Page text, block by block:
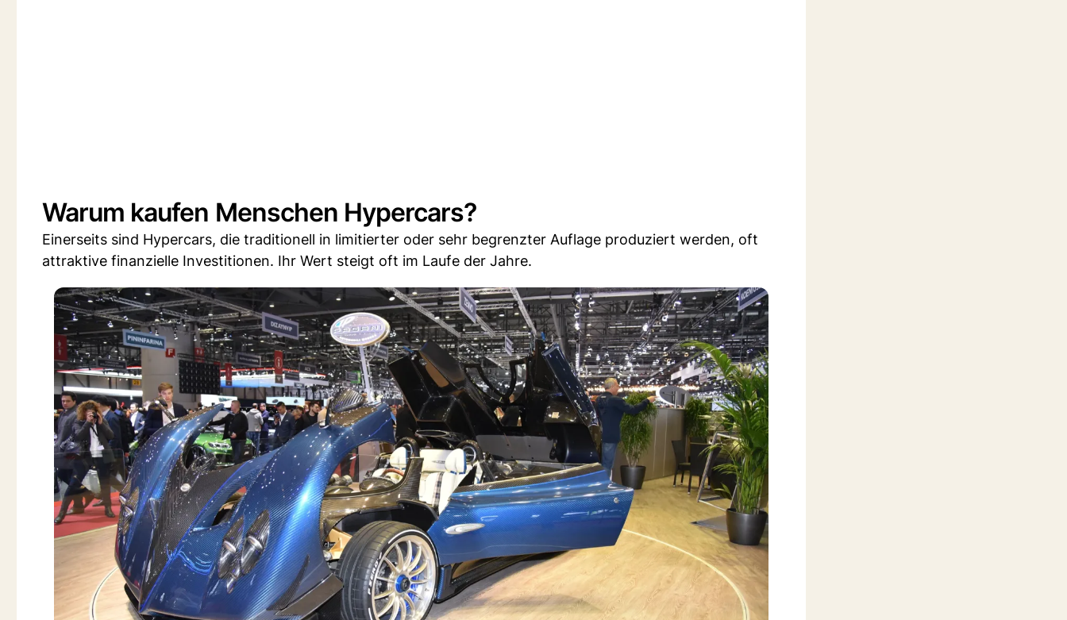
Warum kaufen Menschen Hypercars?
Einerseits sind Hypercars, die traditionell in limitierter oder sehr begrenzter Auflage produziert werden, oft
attraktive finanzielle Investitionen. Ihr Wert steigt oft im Laufe der Jahre.